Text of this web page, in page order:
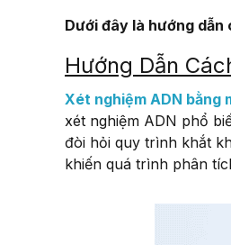
Dưới đây là hướng dẫn
Hướng Dẫn
Xét nghiệm ADN bằng
xét nghiệm ADN phổ
đòi hỏi quy trình khắt
khiến quá trình phân